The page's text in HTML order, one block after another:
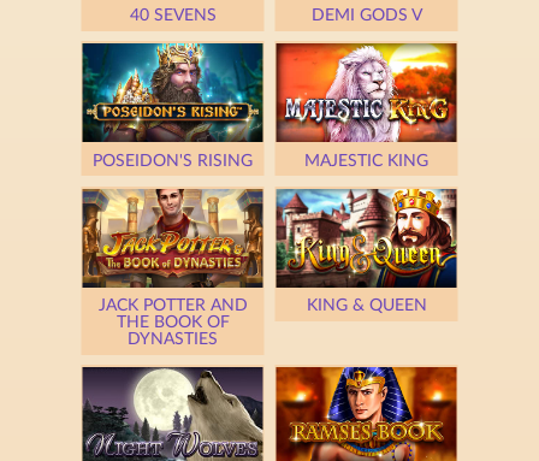
40 SEVENS DEMI GODS V
POSEIDON'S RISING MAJESTIC KING
JACK POTTER AND
THE BOOK OF
DYNASTIES
KING & QUEEN